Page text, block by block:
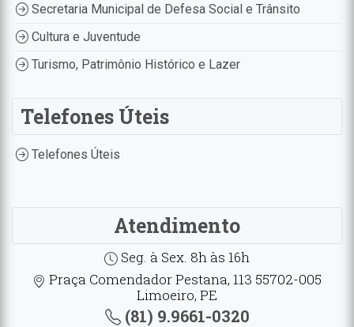
Secretaria Municipal de Defesa Social e Trânsito
Cultura e Juventude
Turismo, Patrimônio Histórico e Lazer
Telefones Úteis
Telefones Úteis
Atendimento
Seg. à Sex. 8h às 16h
Praça Comendador Pestana, 113 55702-005
Limoeiro, PE
(81) 9.9661-0320